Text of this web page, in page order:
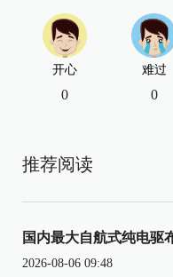
开心
0
难过
0
推荐阅读
国内最大自航式纯电驱
2026-08-06 09:48